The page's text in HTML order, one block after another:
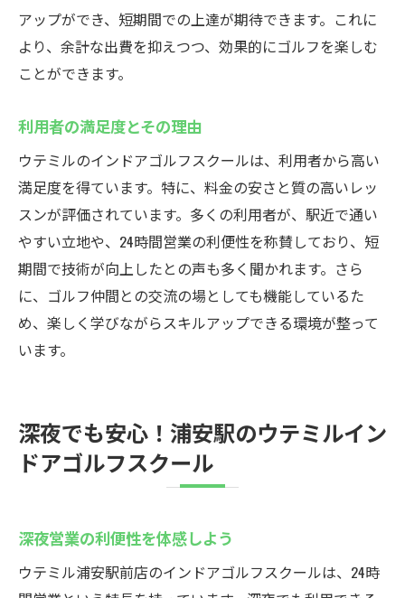
アップができ、短期間での上達が期待できます。これに
より、余計な出費を抑えつつ、効果的にゴルフを楽しむ
ことができます。
利用者の満足度とその理由
ウテミルのインドアゴルフスクールは、利用者から高い
満足度を得ています。特に、料金の安さと質の高いレッ
スンが評価されています。多くの利用者が、駅近で通い
やすい立地や、24時間営業の利便性を称賛しており、短
期間で技術が向上したとの声も多く聞かれます。さら
に、ゴルフ仲間との交流の場としても機能しているた
め、楽しく学びながらスキルアップできる環境が整って
います。
深夜でも安心！浦安駅のウテミルイン
ドアゴルフスクール
深夜営業の利便性を体感しよう
ウテミル浦安駅前店のインドアゴルフスクールは、24時